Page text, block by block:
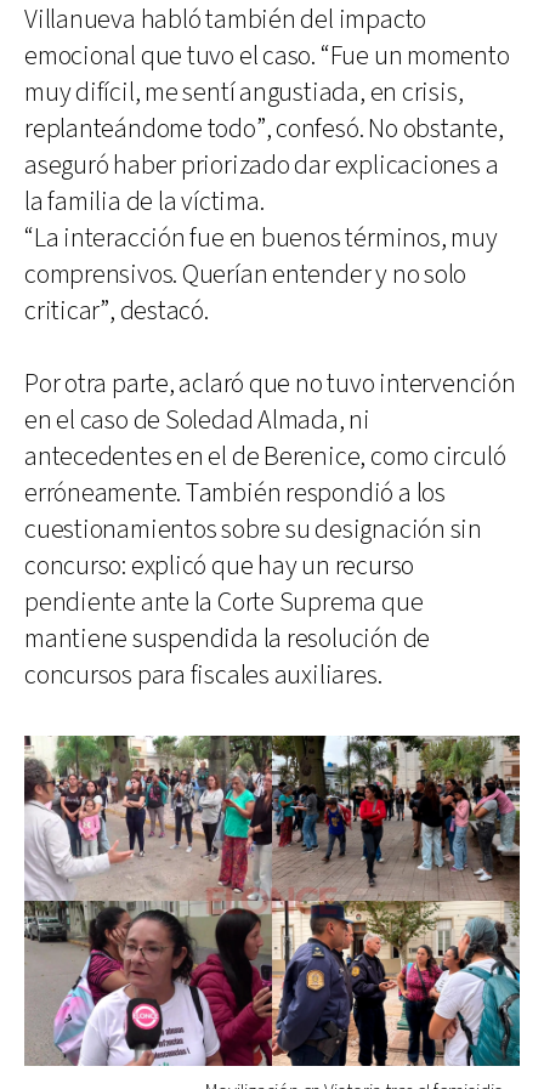
Villanueva habló también del impacto
emocional que tuvo el caso. “Fue un momento
muy difícil, me sentí angustiada, en crisis,
replanteándome todo”, confesó. No obstante,
aseguró haber priorizado dar explicaciones a
la familia de la víctima.
“La interacción fue en buenos términos, muy
comprensivos. Querían entender y no solo
criticar”, destacó.
Por otra parte, aclaró que no tuvo intervención
en el caso de Soledad Almada, ni
antecedentes en el de Berenice, como circuló
erróneamente. También respondió a los
cuestionamientos sobre su designación sin
concurso: explicó que hay un recurso
pendiente ante la Corte Suprema que
mantiene suspendida la resolución de
concursos para fiscales auxiliares.